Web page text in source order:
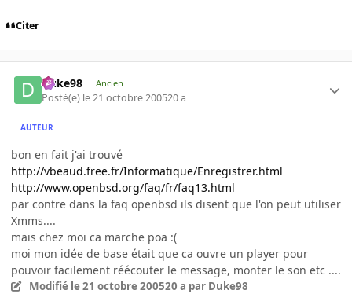
Citer
Duke98 Ancien
Posté(e) le 21 octobre 200520 a
AUTEUR
bon en fait j'ai trouvé
http://vbeaud.free.fr/Informatique/Enregistrer.html
http://www.openbsd.org/faq/fr/faq13.html
par contre dans la faq openbsd ils disent que l'on peut utiliser
Xmms....
mais chez moi ca marche poa :(
moi mon idée de base était que ca ouvre un player pour
pouvoir facilement réécouter le message, monter le son etc ....
Modifié le 21 octobre 200520 a par Duke98